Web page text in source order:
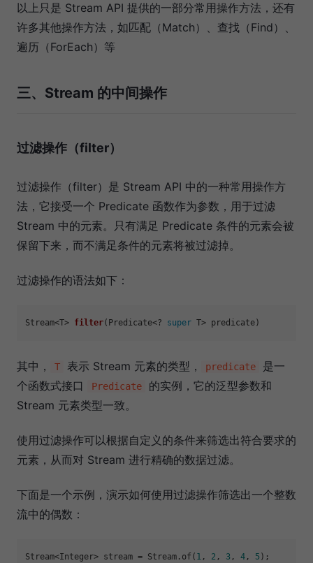
以上只是 Stream API 提供的一部分常用操作方法，还有
许多其他操作方法，如匹配（Match）、查找（Find）、
遍历（ForEach）等
三、Stream 的中间操作
过滤操作（filter）
过滤操作（filter）是 Stream API 中的一种常用操作方
法，它接受一个 Predicate 函数作为参数，用于过滤
Stream 中的元素。只有满足 Predicate 条件的元素会被
保留下来，而不满足条件的元素将被过滤掉。
过滤操作的语法如下：
Stream<T> filter(Predicate<? super T> predicate)
其中， T 表示 Stream 元素的类型， predicate
是一
个函数式接口
Predicate
的实例，它的泛型参数和
Stream 元素类型一致。
使用过滤操作可以根据自定义的条件来筛选出符合要求的
元素，从而对 Stream 进行精确的数据过滤。
下面是一个示例，演示如何使用过滤操作筛选出一个整数
流中的偶数：
Stream<Integer> stream = Stream.of( 1 , 2 , 3 , 4 , 5 );